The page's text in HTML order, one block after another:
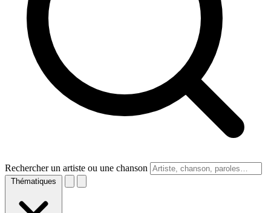
Rechercher un artiste ou une chanson
Thématiques